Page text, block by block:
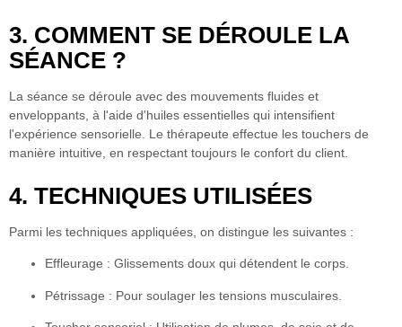
3. COMMENT SE DÉROULE LA
SÉANCE ?
La séance se déroule avec des mouvements fluides et
enveloppants, à l'aide d'huiles essentielles qui intensifient
l'expérience sensorielle. Le thérapeute effectue les touchers de
manière intuitive, en respectant toujours le confort du client.
4. TECHNIQUES UTILISÉES
Parmi les techniques appliquées, on distingue les suivantes :
Effleurage : Glissements doux qui détendent le corps.
Pétrissage : Pour soulager les tensions musculaires.